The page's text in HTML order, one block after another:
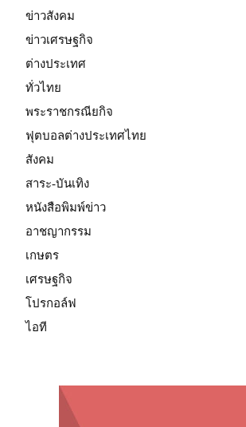
ข่าวสังคม
ข่าวเศรษฐกิจ
ต่างประเทศ
ทั่วไทย
พระราชกรณียกิจ
ฟุตบอลต่างประเทศไทย
สังคม
สาระ-บันเทิง
หนังสือพิมพ์ข่าว
อาชญากรรม
เกษตร
เศรษฐกิจ
โปรกอล์ฟ
ไอที